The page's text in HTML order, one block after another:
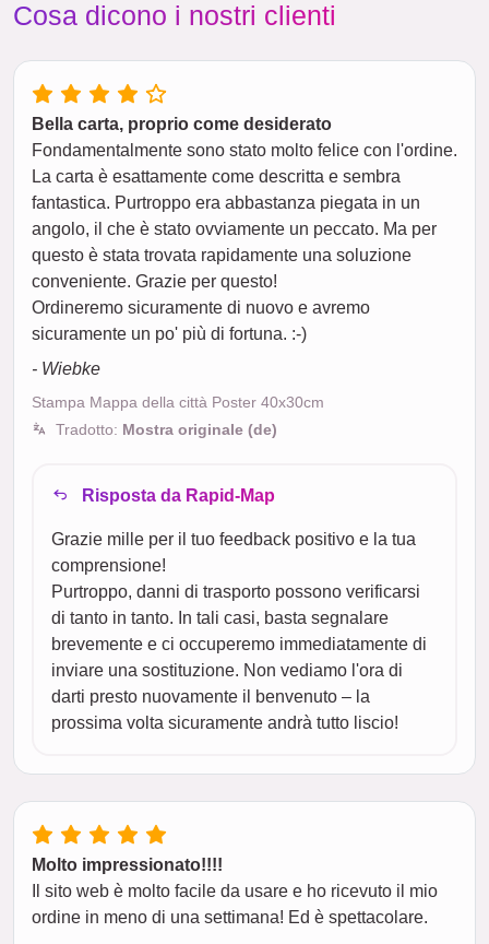
Cosa dicono i nostri clienti
Bella carta, proprio come desiderato
Fondamentalmente sono stato molto felice con l'ordine.
La carta è esattamente come descritta e sembra
fantastica. Purtroppo era abbastanza piegata in un
angolo, il che è stato ovviamente un peccato. Ma per
questo è stata trovata rapidamente una soluzione
conveniente. Grazie per questo!
Ordineremo sicuramente di nuovo e avremo
sicuramente un po' più di fortuna. :-)
- Wiebke
Stampa Mappa della città Poster 40x30cm
Tradotto: Mostra originale (de)
Risposta da Rapid-Map
Grazie mille per il tuo feedback positivo e la tua
comprensione!
Purtroppo, danni di trasporto possono verificarsi
di tanto in tanto. In tali casi, basta segnalare
brevemente e ci occuperemo immediatamente di
inviare una sostituzione. Non vediamo l'ora di
darti presto nuovamente il benvenuto – la
prossima volta sicuramente andrà tutto liscio!
Molto impressionato!!!!
Il sito web è molto facile da usare e ho ricevuto il mio
ordine in meno di una settimana! Ed è spettacolare.